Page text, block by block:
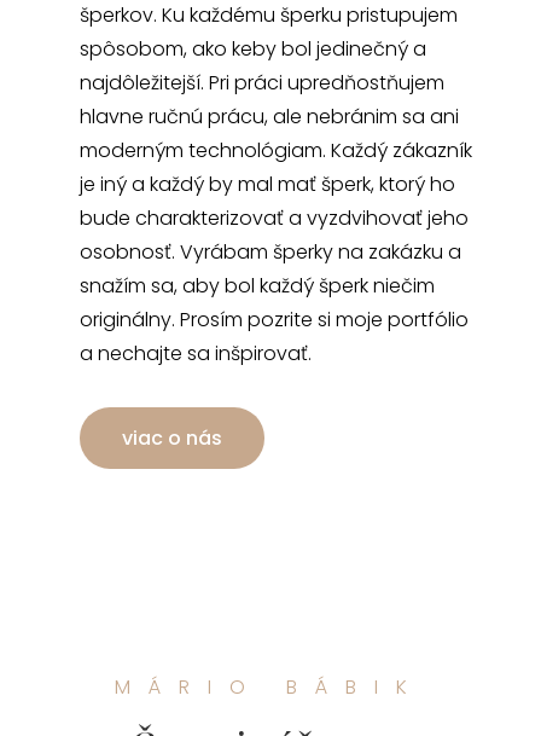
šperkov. Ku každému šperku pristupujem
spôsobom, ako keby bol jedinečný a
najdôležitejší. Pri práci upredňostňujem
hlavne ručnú prácu, ale nebránim sa ani
moderným technológiam. Každý zákazník
je iný a každý by mal mať šperk, ktorý ho
bude charakterizovať a vyzdvihovať jeho
osobnosť. Vyrábam šperky na zakázku a
snažím sa, aby bol každý šperk niečim
originálny. Prosím pozrite si moje portfólio
a nechajte sa inšpirovať.
viac o nás
MÁRIO BÁBIK